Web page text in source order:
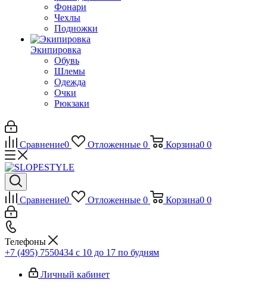
Фонари
Чехлы
Подножки
Экипировка
Обувь
Шлемы
Одежда
Очки
Рюкзаки
Сравнение0 Отложенные 0 Корзина0 0
Сравнение0 Отложенные 0 Корзина0 0
Телефоны
+7 (495) 7550434 с 10 до 17 по будням
Личный кабинет